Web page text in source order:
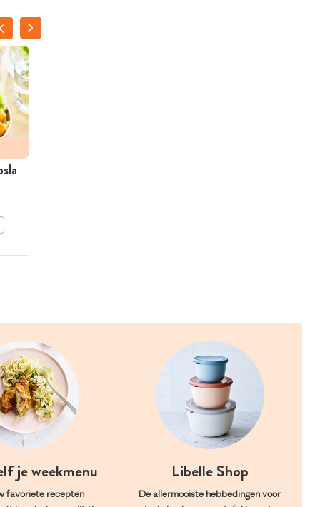
je weekmenu
favoriete recepten
Libelle Shop
De allermooiste hebbedingen voor